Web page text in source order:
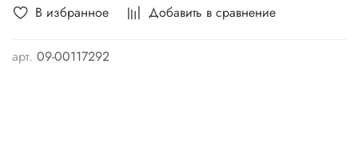
В избранное Добавить в сравнение
арт. 09-00117292